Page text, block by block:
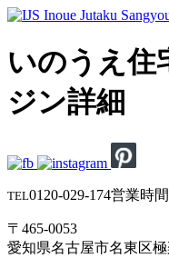
いのうえ住
ジン詳細
TEL0120-029-174営業時
〒465-0053
愛知県名古屋市名東区